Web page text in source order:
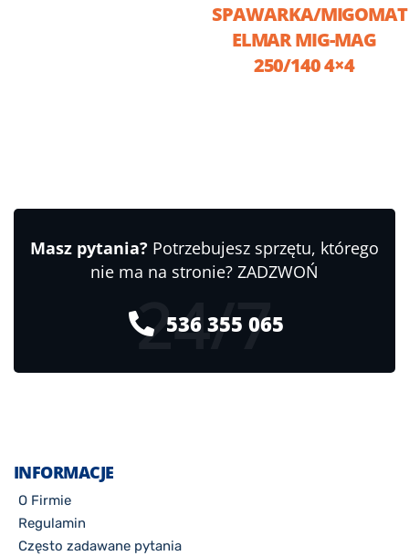
SPAWARKA/MIGOMAT
ELMAR MIG-MAG
250/140 4×4
Masz pytania? Potrzebujesz sprzętu, którego
nie ma na stronie? ZADZWOŃ
536 355 065
24/7
INFORMACJE
O Firmie
Regulamin
Często zadawane pytania